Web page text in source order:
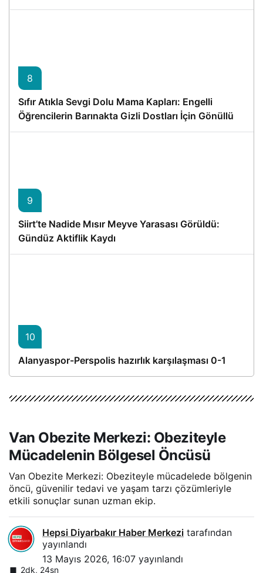
8
Sıfır Atıkla Sevgi Dolu Mama Kapları: Engelli
Öğrencilerin Barınakta Gizli Dostları İçin Gönüllü
Proje
9
Siirt’te Nadide Mısır Meyve Yarasası Görüldü:
Gündüz Aktiflik Kaydı
10
Alanyaspor-Perspolis hazırlık karşılaşması 0-1
Van Obezite Merkezi: Obeziteyle
Mücadelenin Bölgesel Öncüsü
Van Obezite Merkezi: Obeziteyle mücadelede bölgenin
öncü, güvenilir tedavi ve yaşam tarzı çözümleriyle
etkili sonuçlar sunan uzman ekip.
Hepsi Diyarbakır Haber Merkezi tarafından
yayınlandı
13 Mayıs 2026, 16:07 yayınlandı
2dk, 24sn